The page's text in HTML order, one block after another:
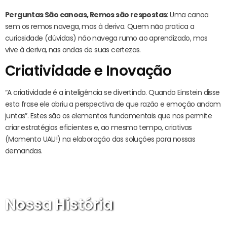
Perguntas São canoas, Remos são respostas: Uma canoa
sem os remos navega, mas à deriva. Quem não pratica a
curiosidade (dúvidas) não navega rumo ao aprendizado, mas
vive à deriva, nas ondas de suas certezas.
Criatividade e Inovação
“A criatividade é a inteligência se divertindo. Quando Einstein disse
esta frase ele abriu a perspectiva de que razão e emoção andam
juntas”. Estes são os elementos fundamentais que nos permite
criar estratégias eficientes e, ao mesmo tempo, criativas
(Momento UAU!) na elaboração das soluções para nossas
demandas.
Nossa História